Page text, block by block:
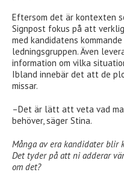
Eftersom det är kontexten
Signpost fokus på att
med kandidatens
ledningsgruppen. Även
information om vilka
Ibland innebär det att de
missar.
–Det är lätt att veta vad
behöver, säger Stina.
Många av era kandidater blir
Det tyder på att ni adderar
om det?